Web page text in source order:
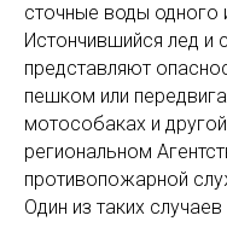
сточные воды одного
Истончившийся лед и
представляют
пешком или
мотособаках и
региональном
противопожарной
Один из таких